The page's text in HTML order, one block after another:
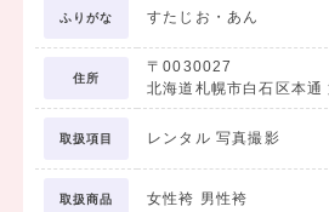
ふりがな すたじお・あん
住所
〒0030027
北海道札幌市白石区本通
取扱項目 レンタル 写真撮影
取扱商品 女性袴 男性袴